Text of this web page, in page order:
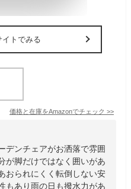
イトでみる
価格と在庫をAmazonでチェック >>
デンチェアがお洒落で雰囲
が脚だけではなく囲いがあ
おられにくく転倒しない安
もあり雨の日も撥水力があ